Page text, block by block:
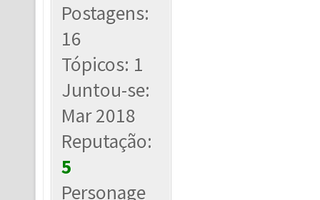
Postagens:
16
Tópicos: 1
Juntou-se:
Mar 2018
Reputação:
5
Personage